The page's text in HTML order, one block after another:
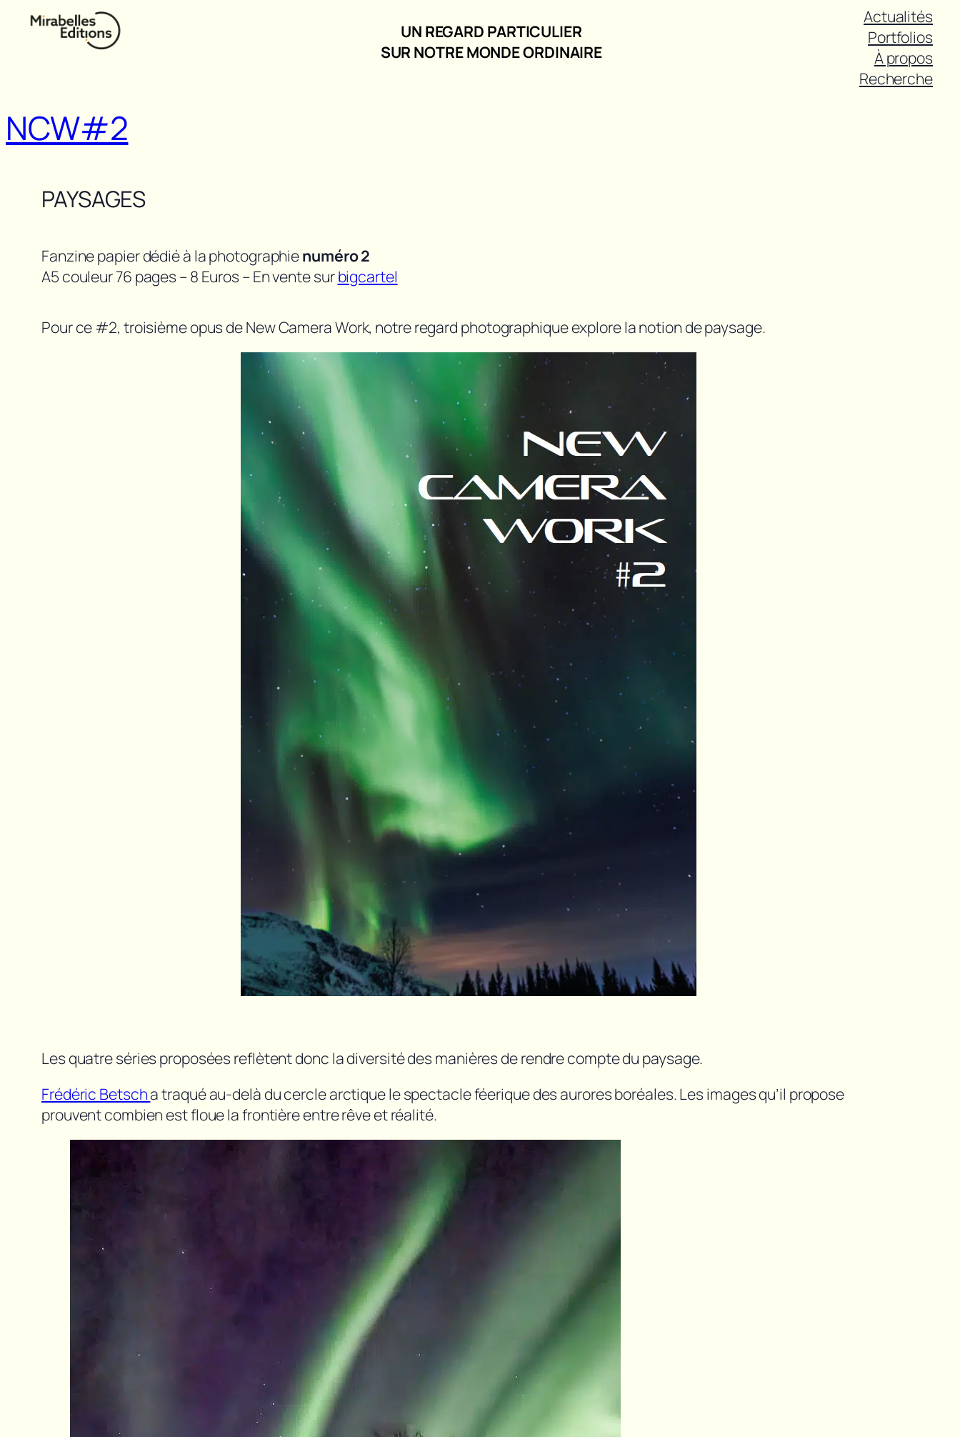
Aller
UN REGARD PARTICULIER
SUR NOTRE MONDE ORDINAIRE
Actualités
Portfolios
À propos
Recherche
NCW#2
PAYSAGES
Fanzine papier dédié à la photographienuméro 2
A5 couleur 76 pages – 8 Euros – En vente surbigcartel
Pour ce #2, troisième opus de New Camera Work, notre regard photographique explore la notion de paysage.
Les quatre séries proposées reflètent donc la diversité des manières de rendre compte du paysage.
Frédéric Betscha traqué au-delà du cercle arctique le spectacle féerique des aurores boréales. Les images qu’il propose
prouvent combien est floue la frontière entre rêve et réalité.